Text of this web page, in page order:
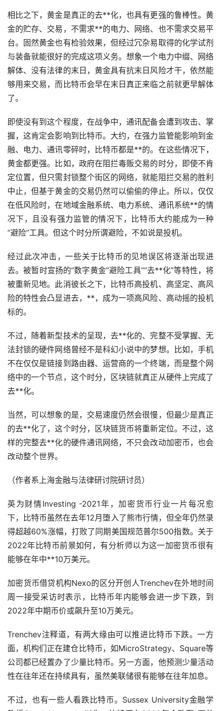
相比之下，黄金是真正的去**化，也具有更强的鲁棒性。黄
金的贮存、交易，不需求**的电力、网络、也不需求交易平
台。固然黄金也有检验效果，但经过冗杂易取得的化学试剂
与装备就能很好的完成这项义务。想象一个电力中缀、网络
解体、没有法律的末日，黄金具有抗末日风险才干，依然能
够用来交易，而比特币会早在末日真正来临之前就更早解体
了。
即使没有到这个程度，在战争中，通讯配备会遭到攻击、掌
握，这肯定会影响到比特币。大约，在强力监管能影响到金
融、电力、通讯零碎时，比特币都是**的。在这些情况下，
黄金都更强。比如，政府在阻拦毒贩交易的时分，即使不肯
定位置，但只需封锁整个街区的网络，就能阻拦交易的胜利
中止，但基于黄金的交易仍然可以偷偷的停止。所以，仅仅
在低风险时，在地域金融系统、电力系统、通讯系统**的情
况下，且没有强力监管的情况下，比特币大约能成为一种
“避险”工具。但这个时分所谓避险，不如说是投机。
经过此次冲击，一些关于比特币的见地误区将逐渐出现进
去。被暂时宣扬的“数字黄金”避险工具““去**化”等特性，将
被重新见地。此消彼长之下，比特币高投机、高坚定、高风
险的特性会凸显进去，**，成为一项高风险、高动摇的投机
标的。
不过，随着新型技术的呈现，去**化的、完整不受掌握、无
法封锁的硬件网络曾经不是科幻小说中的梦想。比如，手机
不在仅仅是链接到路由器、运营商的一个终端，而是整个网
络中的一个节点，这个时分，区块链就真正从硬件上完成了
去**化。
当然，可以想象的是，交易速度仍然会很慢，但最少是真正
的去**化了，这个时分，区块链货币将重新定位。不过，这
样的完整去**化的硬件通讯网络，不只会改动加密币，也会
改动整个世界。
（作者系上海金融与法律研讨院研讨员）
英为财情Investing -2021年，加密货币行业一片每况愈
下，比特币虽然在去年12月堕入了熊市行情，但全年仍然录
得超越60%涨幅，打败了同期美国规范普尔500指数。关于
2022年比特币前景如何，有分析师以为这一加密货币很有
能够在年中**10万美元。
加密货币借贷机构Nexo的区分开创人Trenchev在外地时间
周一接受采访时表示，比特币年内能够会进一步下跌，到
2022年中期币价或飙升至10万美元。
Trenchev注释道，有两大缘由可以推进比特币下跌。一方
面，机构们正在建仓比特币，如MicroStrategy、Square等
公司都已经置办了少量比特币。另一方面，他预测少量活动
性在往年还在持续具有，虽然美联储很有能够在往年加息。
不过，也有一些人看跌比特币。Sussex University金融学